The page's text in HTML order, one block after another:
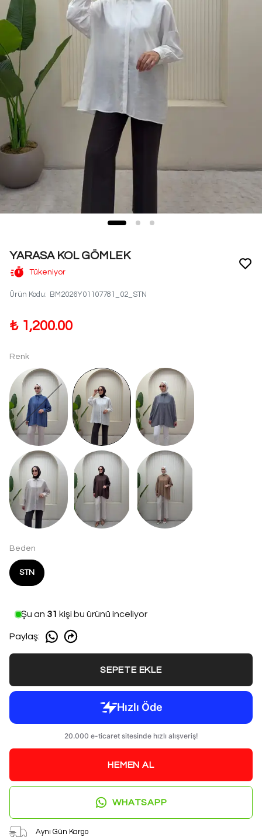
YARASA KOL GÖMLEK
Tükeniyor
Ürün Kodu: BM2026Y01107781_02_STN
₺ 1,200.00
Renk
Beden
STN
Şu an 32 kişi bu ürünü inceliyor
Paylaş:
SEPETE EKLE
HEMEN AL
WHATSAPP
Aynı Gün Kargo